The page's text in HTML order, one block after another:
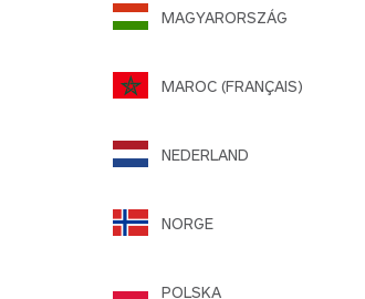
MAGYARORSZÁG
MAROC (FRANÇAIS)
NEDERLAND
NORGE
POLSKA